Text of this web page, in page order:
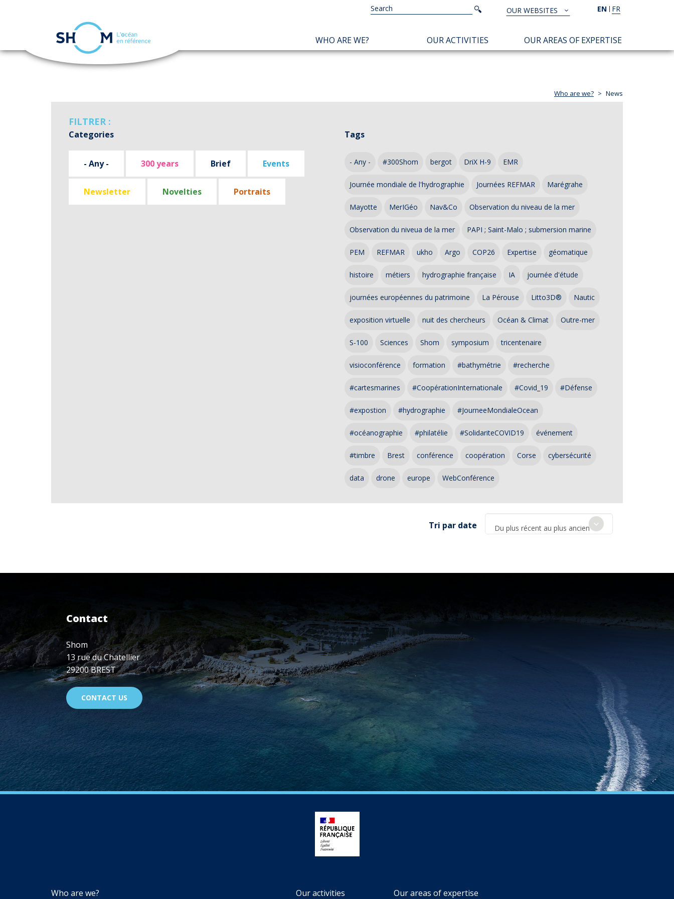
Skip
EN FR
TOUS
NOS
SITES
OUR WEBSITES
Search
Search
NAVIGATION
PRINCIPALE
WHO ARE WE? OUR ACTIVITIES OUR AREAS OF EXPERTISE
Who are we? News
FILTRER :
Categories
- Any - 300 years Brief Events
Newsletter Novelties Portraits
Tags
- Any - #300Shom bergot DriX H-9 EMR
Journée mondiale de l'hydrographie Journées REFMAR Marégrahe
Mayotte MerIGéo Nav&Co Observation du niveau de la mer
Observation du niveua de la mer PAPI ; Saint-Malo ; submersion marine
PEM REFMAR ukho Argo COP26 Expertise géomatique
histoire métiers hydrographie française IA journée d'étude
journées européennes du patrimoine La Pérouse Litto3D® Nautic
exposition virtuelle nuit des chercheurs Océan & Climat Outre-mer
S-100 Sciences Shom symposium tricentenaire
visioconférence formation #bathymétrie #recherche
#cartesmarines #CoopérationInternationale #Covid_19 #Défense
#expostion #hydrographie #JourneeMondialeOcean
#océanographie #philatélie #SolidariteCOVID19 événement
#timbre Brest conférence coopération Corse cybersécurité
data drone europe WebConférence
Tri par date Du plus récent au plus ancien
Contact
Shom
13 rue du Chatellier
29200 BREST
CONTACT US
NAVIGATION
Who are we? Our activities Our areas of expertise